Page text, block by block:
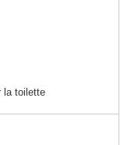
la toilette